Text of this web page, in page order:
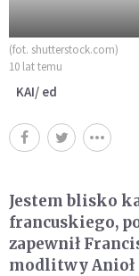
(fot. shutterstock.com)
10 lat temu
KAI/ ed
Jestem blisko
francuskiego,
zapewnił
modlitwy Anioł